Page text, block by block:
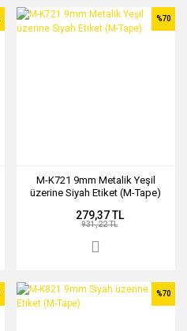
M-K721 9mm Metalik Yeşil
üzerine Siyah Etiket (M-Tape)
%70
279,37 TL
931,22 TL
%70